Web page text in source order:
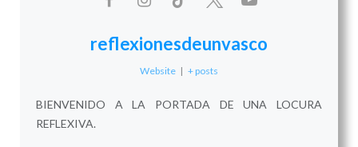
reflexionesdeunvasco
Website | + posts
BIENVENIDO A LA PORTADA DE UNA LOCURA
REFLEXIVA.